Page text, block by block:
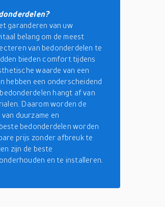
garanderen van uw
belang om de meest
van bedonderdelen te
bieden comfort tijdens
waarde van een
hebben een onderscheidend
hangt af van
Daarom worden de
duurzame en
bedonderdelen worden
prijs zonder afbreuk te
zijn de beste
en te installeren.